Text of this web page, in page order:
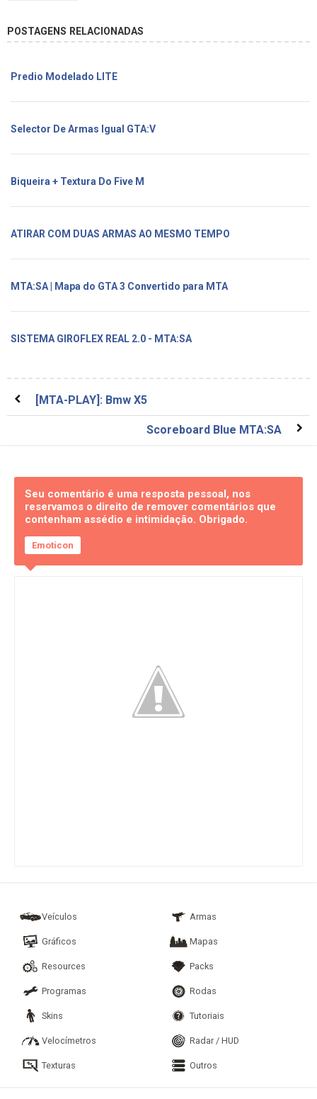
POSTAGENS RELACIONADAS
Predio Modelado LITE
Selector De Armas Igual GTA:V
Biqueira + Textura Do Five M
ATIRAR COM DUAS ARMAS AO MESMO TEMPO
MTA:SA | Mapa do GTA 3 Convertido para MTA
SISTEMA GIROFLEX REAL 2.0 - MTA:SA
[MTA-PLAY]: Bmw X5
Scoreboard Blue MTA:SA
Seu comentário é uma resposta pessoal, nos
reservamos o direito de remover comentários que
contenham assédio e intimidação. Obrigado.
Emoticon
Veículos Armas
Gráficos Mapas
Resources Packs
Programas Rodas
Skins Tutoriais
Velocímetros Radar / HUD
Texturas Outros